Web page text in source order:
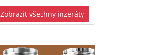
Zobrazit všechny inzeráty